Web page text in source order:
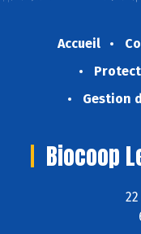
Accueil
Gestion
Biocoop